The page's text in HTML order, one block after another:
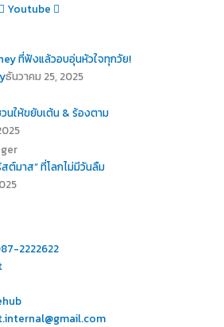
Youtube
ที่ฟังแล้วอบอุ่นหัวใจทุกวัย!
ธันวาคม 25, 2025
ให้ขยับเต้น & ร้องตาม
ต์มาส” ที่โลกไม่มีวันลืม
2222622